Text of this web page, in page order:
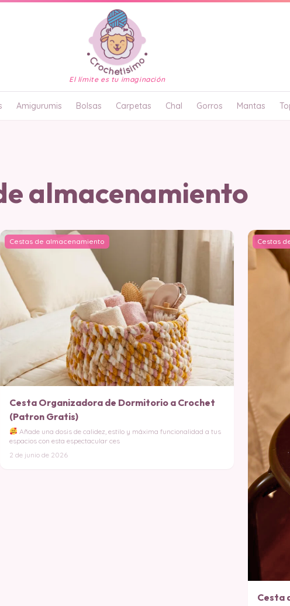
El límite es tu imaginación
Amigurumis Bolsas Carpetas Chal Gorros Mantas
almacenamiento
Cestas de almacenamiento
Cesta Organizadora de Dormitorio a Crochet
(Patron Gratis)
Añade una dosis de calidez, estilo y máxima funcionalidad a tus
espacios con esta espectacular ces
2 de junio de 2026
Cestas
Cesta